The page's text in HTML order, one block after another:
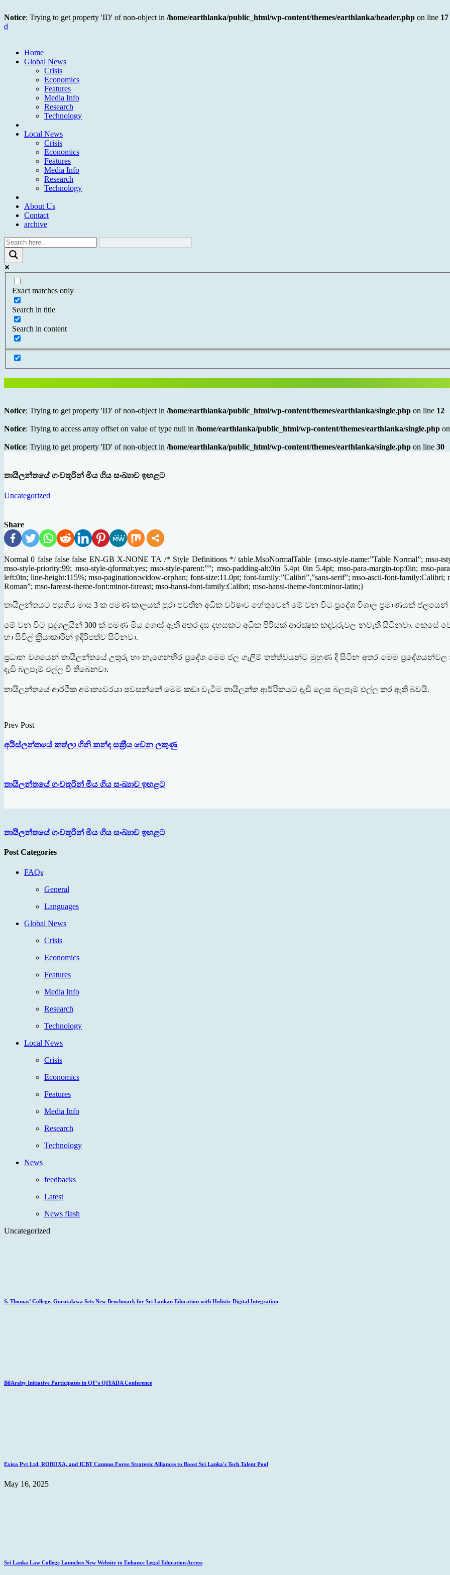
Notice: Trying to get property 'ID' of non-object in /home/earthlanka/public_html/wp-content/themes/earthlanka/header.php on line 17
d
Home
Global News
Crisis
Economics
Features
Media Info
Research
Technology
Local News
Crisis
Economics
Features
Media Info
Research
Technology
About Us
Contact
archive
Exact matches only
Search in title
Search in content
Notice: Trying to get property 'ID' of non-object in /home/earthlanka/public_html/wp-content/themes/earthlanka/single.php on line 12
Notice: Trying to access array offset on value of type null in /home/earthlanka/public_html/wp-content/themes/earthlanka/single.php
Notice: Trying to get property 'ID' of non-object in /home/earthlanka/public_html/wp-content/themes/earthlanka/single.php on line 30
තායිලන්තයේ ගංවතුරින් මිය ගිය සංඛ්‍යාව ඉහළට
Uncategorized
Share
Normal 0 false false false EN-GB X-NONE TA /* Style Definitions */ table.MsoNormalTable {mso-style-name:”Table Normal”; mso-
mso-style-priority:99; mso-style-qformat:yes; mso-style-parent:””; mso-padding-alt:0in 5.4pt 0in 5.4pt; mso-para-margin-top:0in; mso-
left:0in; line-height:115%; mso-pagination:widow-orphan; font-size:11.0pt; font-family:”Calibri”,”sans-serif”; mso-ascii-font-
Roman”; mso-fareast-theme-font:minor-fareast; mso-hansi-font-family:Calibri; mso-hansi-theme-font:minor-latin;}
තායිලන්තයට පසුගිය මාස 3 ක පමණ කාලයක් පුරා පවතින අධික වර්ෂාව හේතුවෙන් මේ වන විට ප‍්‍රදේශ විශාල ප‍්‍රමාණයක්
මේ වන විට පුද්ගලයින් 300ක් පමණ මිය ගොස් ඇති අතර දස දහසකට අධික පිරිසක් ආරක්‍ෂක කඳවුරුවල නවැතී සිටිනවා.කෙසේ
හා සිවිල් ක‍්‍රියාකාරීන් ඉදිරිපත්ව සිටිනවා.
ප‍්‍රධාන වශයෙන් තායිලන්තයේ උතුරු හා නැගෙනහිර ප‍්‍රදේශ මෙම ජල ගැලීම් තත්ත්වයන්ට මුහුණ දි සිටින අතර මෙම ප‍්‍රදේශයන්වල
දැඩි බලපෑම් එල්ල වී තිබෙනවා.
තායිලන්තයේ ආර්ථික අමාත්‍යවරයා පවසන්නේ මෙම කඩා වැටීම තායිලන්ත ආර්ථිකයට දැඩි ලෙස බලපෑම් එල්ල කර ඇති බවයි.
Prev Post
අයිස්ලන්තයේ කත්ලා ගිනි කන්ද සක‍්‍රීය වෙන ලකුණු
තායිලන්තයේ ගංවතුරින් මිය ගිය සංඛ්‍යාව ඉහළට
තායිලන්තයේ ගංවතුරින් මිය ගිය සංඛ්‍යාව ඉහළට
Post Categories
FAQs
General
Languages
Global News
Crisis
Economics
Features
Media Info
Research
Technology
Local News
Crisis
Economics
Features
Media Info
Research
Technology
News
feedbacks
Latest
News flash
Uncategorized
S. Thomas’ College, Gurutalawa Sets New Benchmark for Sri Lankan Education with Holistic Digital Integration
BilAraby Initiative Participates in QF’s QIYADA Conference
Exiga Pvt Ltd, ROBOXA, and ICBT Campus Forge Strategic Alliances to Boost Sri Lanka's Tech Talent Pool
May 16, 2025
Sri Lanka Law College Launches New Website to Enhance Legal Education Access